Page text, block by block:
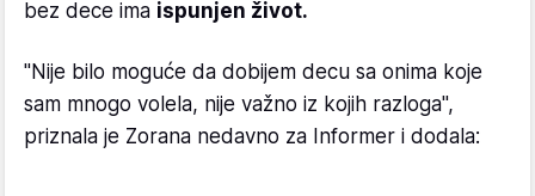
bez dece ima ispunjen život.
"Nije bilo moguće da dobijem decu sa onima koje
sam mnogo volela, nije važno iz kojih razloga",
priznala je Zorana nedavno za Informer i dodala: